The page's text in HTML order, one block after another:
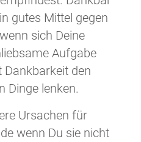
gutes Mittel gegen
sich Deine
Aufgabe
Dankbarkeit den
Dinge lenken.
Ursachen für
wenn Du sie nicht